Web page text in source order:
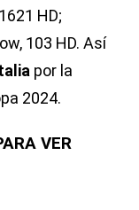
HD;
103 HD. Así
por la
2024.
VER